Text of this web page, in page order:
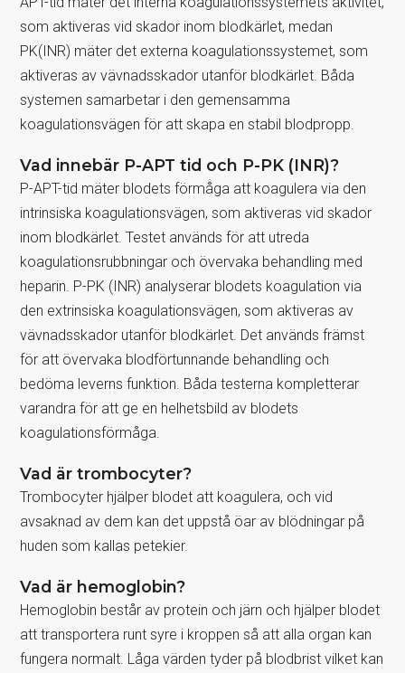
som aktiveras vid skador inom blodkärlet, medan
PK(INR) mäter det externa koagulationssystemet, som
aktiveras av vävnadsskador utanför blodkärlet. Båda
systemen samarbetar i den gemensamma
koagulationsvägen för att skapa en stabil blodpropp.
Vad innebär P-APT tid och P-PK (INR)?
P-APT-tid mäter blodets förmåga att koagulera via den
intrinsiska koagulationsvägen, som aktiveras vid skador
inom blodkärlet. Testet används för att utreda
koagulationsrubbningar och övervaka behandling med
heparin. P-PK (INR) analyserar blodets koagulation via
den extrinsiska koagulationsvägen, som aktiveras av
vävnadsskador utanför blodkärlet. Det används främst
för att övervaka blodförtunnande behandling och
bedöma leverns funktion. Båda testerna kompletterar
varandra för att ge en helhetsbild av blodets
koagulationsförmåga.
Vad är trombocyter?
Trombocyter hjälper blodet att koagulera, och vid
avsaknad av dem kan det uppstå öar av blödningar på
huden som kallas petekier.
Vad är hemoglobin?
Hemoglobin består av protein och järn och hjälper blodet
att transportera runt syre i kroppen så att alla organ kan
fungera normalt. Låga värden tyder på blodbrist vilket kan